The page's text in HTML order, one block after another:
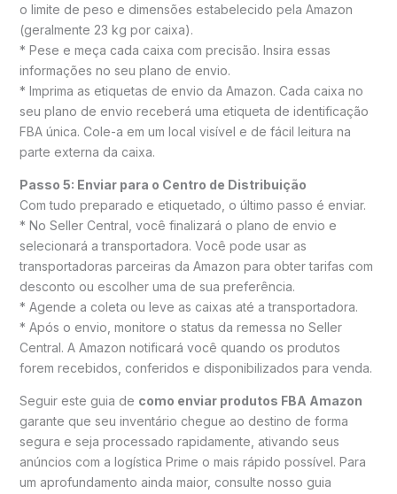
o limite de peso e dimensões estabelecido pela Amazon
(geralmente 23 kg por caixa).
* Pese e meça cada caixa com precisão. Insira essas
informações no seu plano de envio.
* Imprima as etiquetas de envio da Amazon. Cada caixa no
seu plano de envio receberá uma etiqueta de identificação
FBA única. Cole-a em um local visível e de fácil leitura na
parte externa da caixa.
Passo 5: Enviar para o Centro de Distribuição
Com tudo preparado e etiquetado, o último passo é enviar.
* No Seller Central, você finalizará o plano de envio e
selecionará a transportadora. Você pode usar as
transportadoras parceiras da Amazon para obter tarifas com
desconto ou escolher uma de sua preferência.
* Agende a coleta ou leve as caixas até a transportadora.
* Após o envio, monitore o status da remessa no Seller
Central. A Amazon notificará você quando os produtos
forem recebidos, conferidos e disponibilizados para venda.
Seguir este guia de como enviar produtos FBA Amazon
garante que seu inventário chegue ao destino de forma
segura e seja processado rapidamente, ativando seus
anúncios com a logística Prime o mais rápido possível. Para
um aprofundamento ainda maior, consulte nosso guia